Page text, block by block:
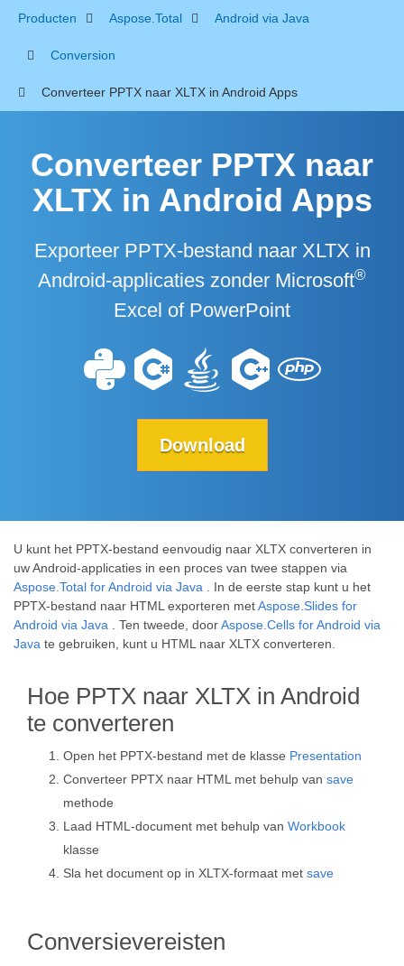
Producten Aspose.Total Android via Java
Conversion
Converteer PPTX naar XLTX in Android Apps
Converteer PPTX naar
XLTX in Android Apps
Exporteer PPTX-bestand naar XLTX in
Android-applicaties zonder Microsoft®
Excel of PowerPoint
Download
U kunt het PPTX-bestand eenvoudig naar XLTX converteren in
uw Android-applicaties in een proces van twee stappen via
Aspose.Total for Android via Java . In de eerste stap kunt u het
PPTX-bestand naar HTML exporteren metAspose.Slides for
Android via Java . Ten tweede, doorAspose.Cells for Android via
Java te gebruiken, kunt u HTML naar XLTX converteren.
Hoe PPTX naar XLTX in Android
te converteren
Open het PPTX-bestand met de klasse Presentation
Converteer PPTX naar HTML met behulp van save
methode
Laad HTML-document met behulp van Workbook
klasse
Sla het document op in XLTX-formaat met save
Conversievereisten